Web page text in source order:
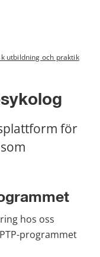
utbildning och praktik
för
hos oss
programmet